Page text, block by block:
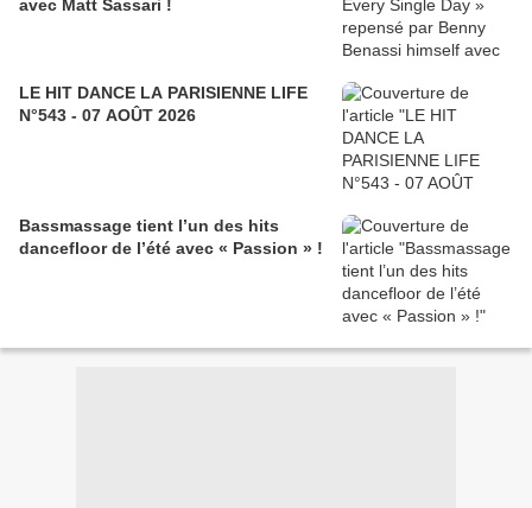
avec Matt Sassari !
LE HIT DANCE LA PARISIENNE LIFE
N°543 - 07 AOÛT 2026
Bassmassage tient l’un des hits
dancefloor de l’été avec « Passion » !